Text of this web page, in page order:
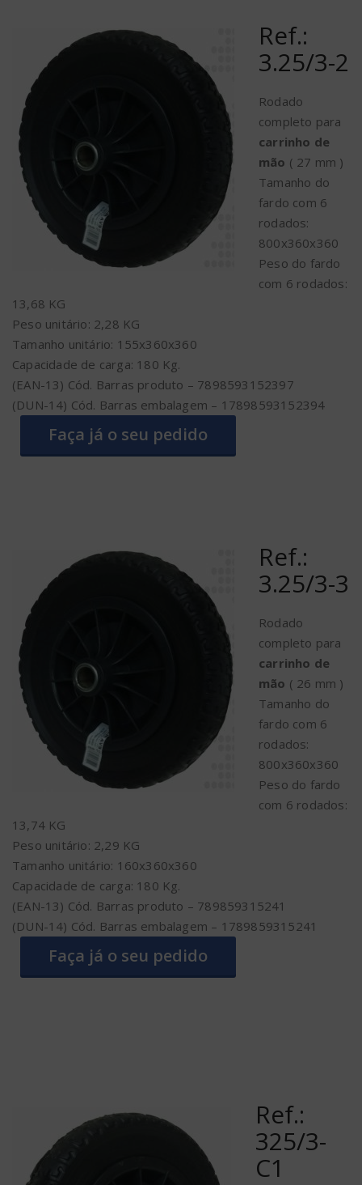
Ref.:
3.25/3-2
Rodado
completo para
carrinho de
mão ( 27 mm )
Tamanho do
fardo com 6
rodados:
800x360x360
Peso do fardo
com 6 rodados:
13,68 KG
Peso unitário: 2,28 KG
Tamanho unitário: 155x360x360
Capacidade de carga: 180 Kg.
(EAN-13) Cód. Barras produto – 7898593152397
(DUN-14) Cód. Barras embalagem – 17898593152394
Faça já o seu pedido
Ref.:
3.25/3-3
Rodado
completo para
carrinho de
mão ( 26 mm )
Tamanho do
fardo com 6
rodados:
800x360x360
Peso do fardo
com 6 rodados:
13,74 KG
Peso unitário: 2,29 KG
Tamanho unitário: 160x360x360
Capacidade de carga: 180 Kg.
(EAN-13) Cód. Barras produto – 789859315241
(DUN-14) Cód. Barras embalagem – 1789859315241
Faça já o seu pedido
Ref.:
325/3-
C1